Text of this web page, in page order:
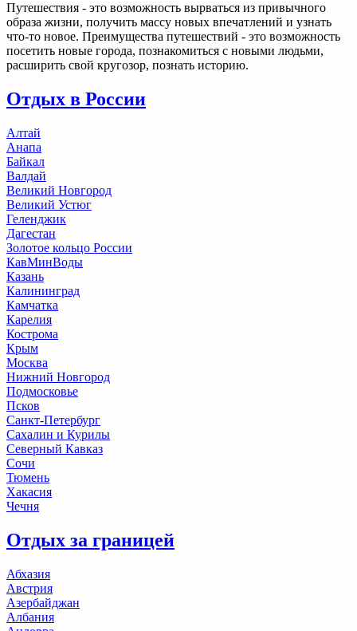
Путешествия - это возможность вырваться из привычного
образа жизни, получить массу новых впечатлений и узнать
что-то новое. Преимущества путешествий - это возможность
посетить новые города, познакомиться с новыми людьми,
расширить свой кругозор, познать историю.
Отдых в России
Алтай
Анапа
Байкал
Валдай
Великий Новгород
Великий Устюг
Геленджик
Дагестан
Золотое кольцо России
КавМинВоды
Казань
Калининград
Камчатка
Карелия
Кострома
Крым
Москва
Нижний Новгород
Подмосковье
Псков
Санкт-Петербург
Сахалин и Курилы
Северный Кавказ
Сочи
Тюмень
Хакасия
Чечня
Отдых за границей
Абхазия
Австрия
Азербайджан
Албания